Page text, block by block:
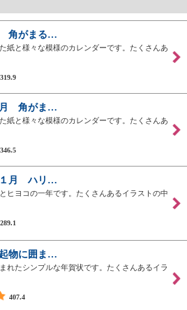
角がまる…
紙と様々な模様のカレンダーです。たくさんあ
319.9
月 角がま…
紙と様々な模様のカレンダーです。たくさんあ
346.5
月 ハリ…
ヒヨコの一年です。たくさんあるイラストの中
289.1
物に囲ま…
れたシンプルな年賀状です。たくさんあるイラ
407.4